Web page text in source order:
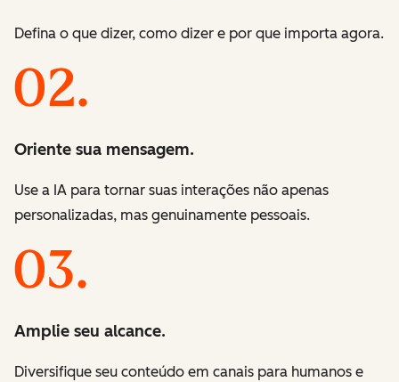
Defina o que dizer, como dizer e por que importa agora.
Oriente sua mensagem.
Use a IA para tornar suas interações não apenas
personalizadas, mas genuinamente pessoais.
Amplie seu alcance.
Diversifique seu conteúdo em canais para humanos e